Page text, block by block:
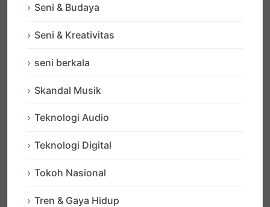
Seni & Budaya
Seni & Kreativitas
seni berkala
Skandal Musik
Teknologi Audio
Teknologi Digital
Tokoh Nasional
Tren & Gaya Hidup